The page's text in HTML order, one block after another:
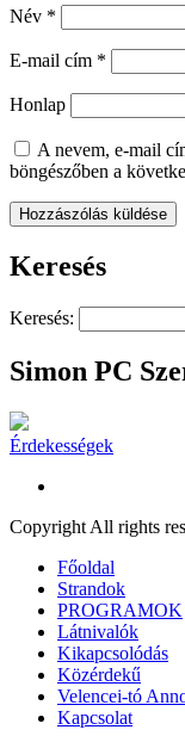
Név *
E-mail cím *
Honlap
A nevem, e-mail
böngészőben a
Keresés
Keresés:
Simon PC
Érdekességek
Copyright All rights
Főoldal
Strandok
PROGRAMOK
Látnivalók
Kikapcsolódás
Közérdekű
Velencei-tó
Kapcsolat